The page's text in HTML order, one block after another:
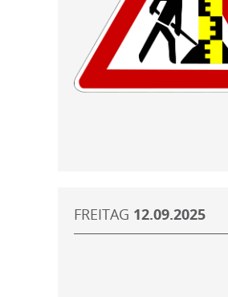
FREITAG 12.09.2025